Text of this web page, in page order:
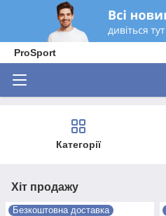
ProSport
Категорії
Хіт продажу
Безкоштовна доставка